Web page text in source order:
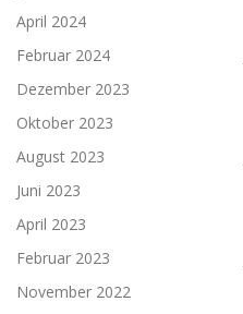
April 2024
Februar 2024
Dezember 2023
Oktober 2023
August 2023
Juni 2023
April 2023
Februar 2023
November 2022